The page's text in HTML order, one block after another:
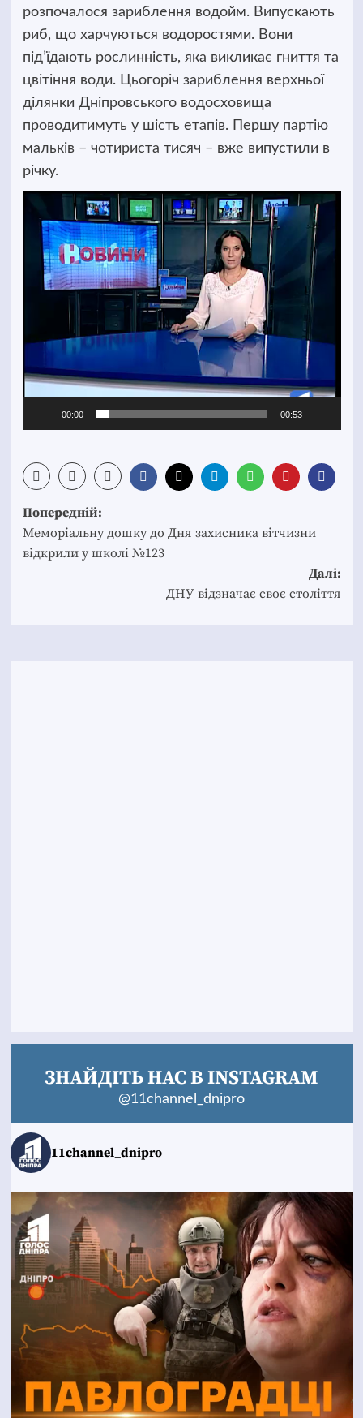
розпочалося зариблення водойм. Випускають
риб, що харчуються водоростями. Вони
під’їдають рослинність, яка викликає гниття та
цвітіння води. Цьогоріч зариблення верхньої
ділянки Дніпровського водосховища
проводитимуть у шість етапів. Першу партію
мальків – чотириста тисяч – вже випустили в
річку.
Відеопрогравач
00:00 00:53
Post
navigation
Попередній:
Меморіальну дошку до Дня захисника вітчизни
відкрили у школі №123
Далі:
ДНУ відзначає своє століття
ЗНАЙДІТЬ НАС В INSTAGRAM
@11channel_dnipro
11channel_dnipro